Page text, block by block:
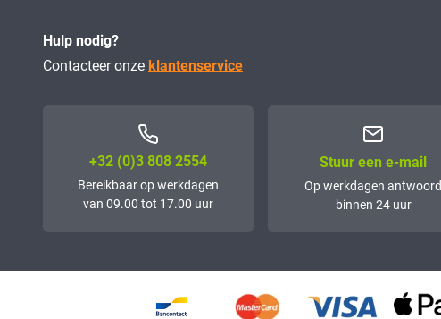
Hulp nodig?
Contacteer onze klantenservice
+32 (0)3 808 2554
Bereikbaar op werkdagen
van 09.00 tot 17.00 uur
Stuur een e-mail
Op werkdagen antwoord
binnen 24 uur